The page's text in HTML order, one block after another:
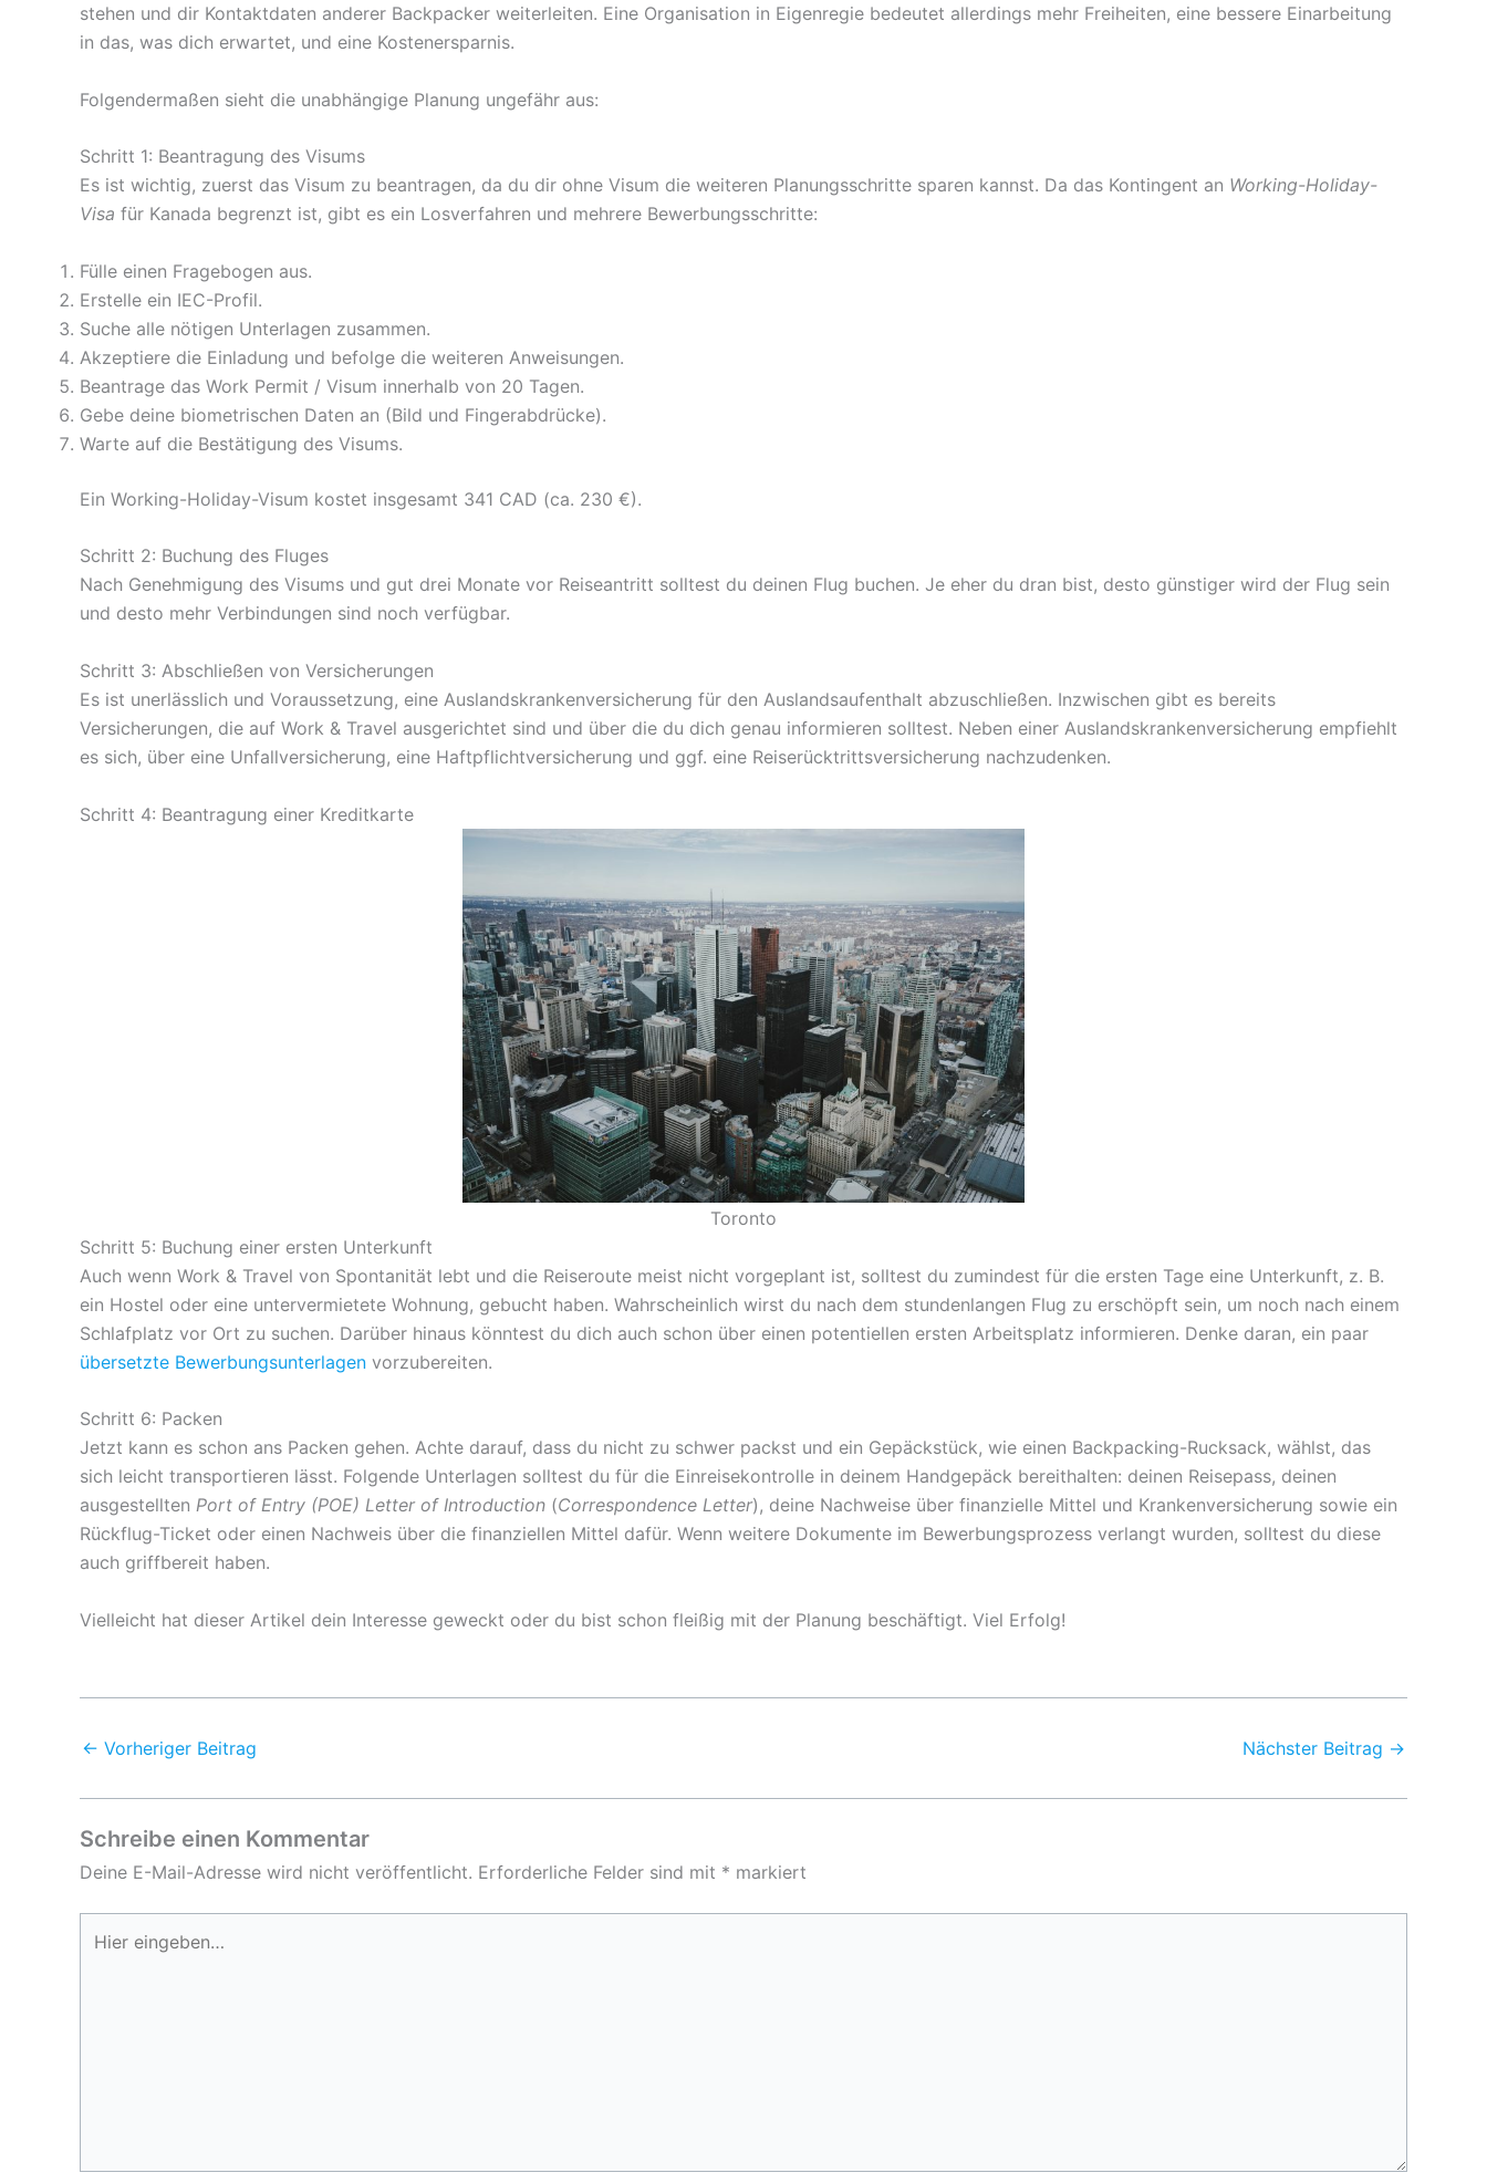
stehen und dir Kontaktdaten anderer Backpacker weiterleiten. Eine Organisation in Eigenregie bedeutet allerdings mehr Freiheiten, eine bessere Einarbeitung
in das, was dich erwartet, und eine Kostenersparnis.
Folgendermaßen sieht die unabhängige Planung ungefähr aus:
Schritt 1: Beantragung des Visums
Es ist wichtig, zuerst das Visum zu beantragen, da du dir ohne Visum die weiteren Planungsschritte sparen kannst. Da das Kontingent an Working-Holiday-
Visa für Kanada begrenzt ist, gibt es ein Losverfahren und mehrere Bewerbungsschritte:
Fülle einen Fragebogen aus.
Erstelle ein IEC-Profil.
Suche alle nötigen Unterlagen zusammen.
Akzeptiere die Einladung und befolge die weiteren Anweisungen.
Beantrage das Work Permit / Visum innerhalb von 20 Tagen.
Gebe deine biometrischen Daten an (Bild und Fingerabdrücke).
Warte auf die Bestätigung des Visums.
Ein Working-Holiday-Visum kostet insgesamt 341 CAD (ca. 230 €).
Schritt 2: Buchung des Fluges
Nach Genehmigung des Visums und gut drei Monate vor Reiseantritt solltest du deinen Flug buchen. Je eher du dran bist, desto günstiger wird der Flug sein
und desto mehr Verbindungen sind noch verfügbar.
Schritt 3: Abschließen von Versicherungen
Es ist unerlässlich und Voraussetzung, eine Auslandskrankenversicherung für den Auslandsaufenthalt abzuschließen. Inzwischen gibt es bereits
Versicherungen, die auf Work & Travel ausgerichtet sind und über die du dich genau informieren solltest. Neben einer Auslandskrankenversicherung empfiehlt
es sich, über eine Unfallversicherung, eine Haftpflichtversicherung und ggf. eine Reiserücktrittsversicherung nachzudenken.
Schritt 4: Beantragung einer Kreditkarte
Toronto
Schritt 5: Buchung einer ersten Unterkunft
Auch wenn Work & Travel von Spontanität lebt und die Reiseroute meist nicht vorgeplant ist, solltest du zumindest für die ersten Tage eine Unterkunft, z. B.
ein Hostel oder eine untervermietete Wohnung, gebucht haben. Wahrscheinlich wirst du nach dem stundenlangen Flug zu erschöpft sein, um noch nach einem
Schlafplatz vor Ort zu suchen. Darüber hinaus könntest du dich auch schon über einen potentiellen ersten Arbeitsplatz informieren. Denke daran, ein paar
übersetzte Bewerbungsunterlagen vorzubereiten.
Schritt 6: Packen
Jetzt kann es schon ans Packen gehen. Achte darauf, dass du nicht zu schwer packst und ein Gepäckstück, wie einen Backpacking-Rucksack, wählst, das
sich leicht transportieren lässt. Folgende Unterlagen solltest du für die Einreisekontrolle in deinem Handgepäck bereithalten: deinen Reisepass, deinen
ausgestellten Port of Entry (POE) Letter of Introduction (Correspondence Letter), deine Nachweise über finanzielle Mittel und Krankenversicherung sowie ein
Rückflug-Ticket oder einen Nachweis über die finanziellen Mittel dafür. Wenn weitere Dokumente im Bewerbungsprozess verlangt wurden, solltest du diese
auch griffbereit haben.
Vielleicht hat dieser Artikel dein Interesse geweckt oder du bist schon fleißig mit der Planung beschäftigt. Viel Erfolg!
← Vorheriger Beitrag Nächster Beitrag →
Schreibe einen Kommentar
Deine E-Mail-Adresse wird nicht veröffentlicht. Erforderliche Felder sind mit * markiert
eingeben…